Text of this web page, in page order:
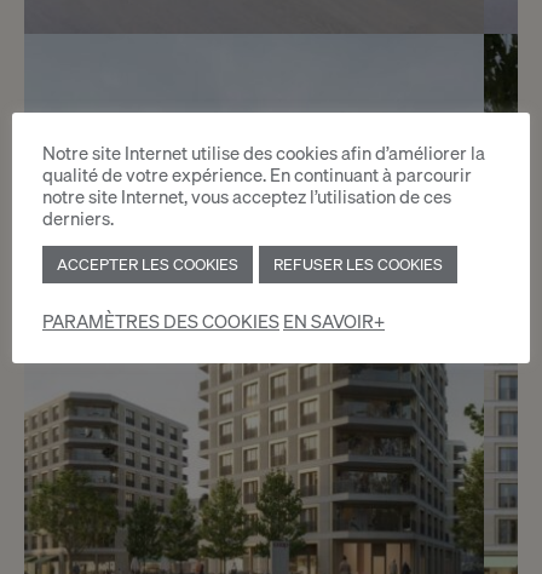
Magnifique appartement
contemporain
Vandoeuvres
m2
Notre site Internet utilise des cookies afin d’améliorer la
qualité de votre expérience. En continuant à parcourir
notre site Internet, vous acceptez l’utilisation de ces
derniers.
ACCEPTER LES COOKIES REFUSER LES COOKIES
PARAMÈTRES DES COOKIESEN SAVOIR+